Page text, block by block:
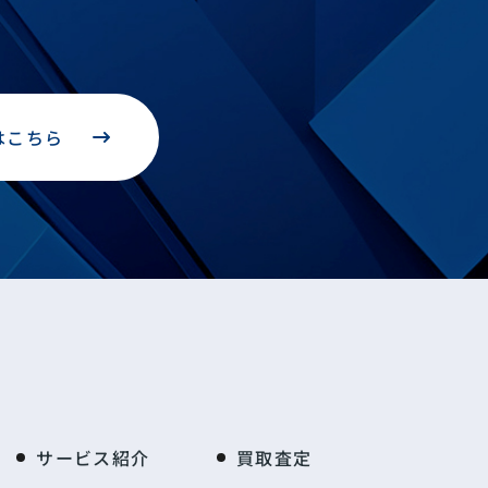
ちら
サービス紹介 買取査定